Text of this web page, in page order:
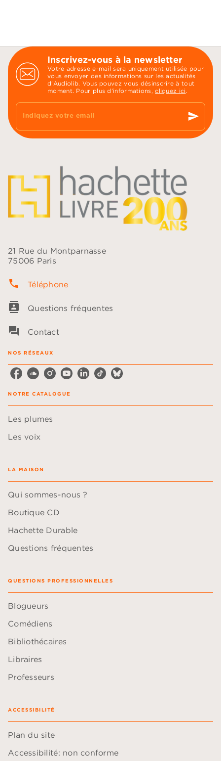
Inscrivez-vous à la newsletter
Votre adresse e-mail sera uniquement utilisée pour
vous envoyer des informations sur les actualités
d'Audiolib. Vous pouvez vous désinscrire à tout
moment. Pour plus d’informations,cliquez ici .
Indiquez votre email send
21 Rue du Montparnasse
75006 Paris
phone Téléphone
contacts Questions fréquentes
question_answer Contact
NOS RÉSEAUX
NOTRE CATALOGUE
Les plumes
Les voix
LA MAISON
Qui sommes-nous ?
Boutique CD
Hachette Durable
Questions fréquentes
QUESTIONS PROFESSIONNELLES
Blogueurs
Comédiens
Bibliothécaires
Libraires
Professeurs
ACCESSIBILITÉ
Plan du site
Accessibilité: non conforme